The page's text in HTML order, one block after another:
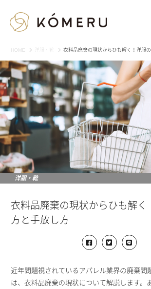
HOME 衣料品廃棄の現状からひも解く！洋服
洋服・靴
衣料品廃棄の現状からひも解く
方と手放し方
近年問題視されているアパレル業界の廃棄問
は、衣料品廃棄の現状について解説します。